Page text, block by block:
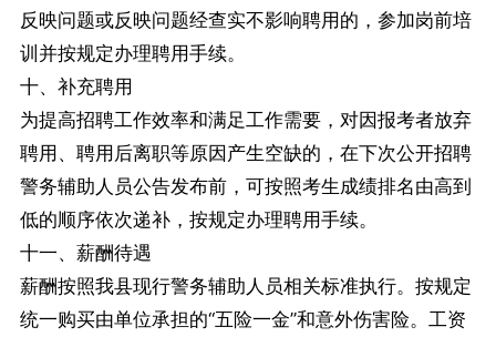
反映问题或反映问题经查实不影响聘用的，参加岗前培
训并按规定办理聘用手续。
十、补充聘用
为提高招聘工作效率和满足工作需要，对因报考者放弃
聘用、聘用后离职等原因产生空缺的，在下次公开招聘
警务辅助人员公告发布前，可按照考生成绩排名由高到
低的顺序依次递补，按规定办理聘用手续。
十一、薪酬待遇
薪酬按照我县现行警务辅助人员相关标准执行。按规定
统一购买由单位承担的“五险一金”和意外伤害险。工资